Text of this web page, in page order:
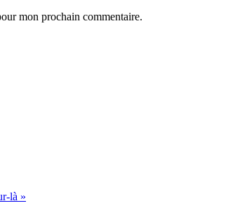
mon prochain commentaire.
là »